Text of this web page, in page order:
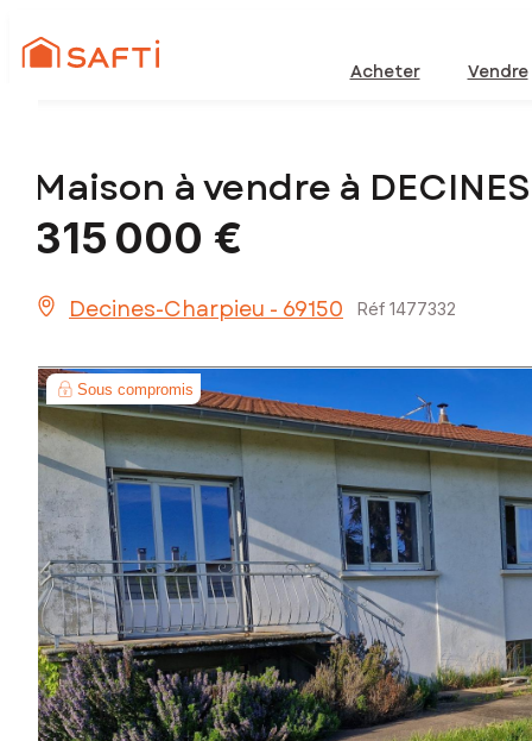
Acheter Vendre
Maison à vendre à
315 000 €
Decines-Charpieu - 69150 Réf 1477332
Sous compromis